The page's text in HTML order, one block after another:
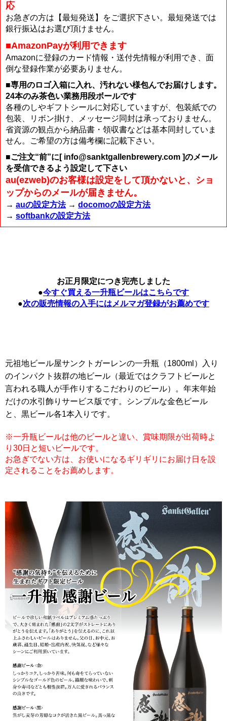
応
お急ぎの方は【最短発送】をご選択下さい。最短発送では
銀行振込はお選び頂けません。
■AmazonPayが利用できます
Amazonに登録のカード情報・送付先情報が利用でき、面
倒な登録作業が必要ありません。
■専用のロゴ入箱に入れ、汚れない様包んでお届けします。
24本のみ茶色い業務用段ボールです
各種のしやギフトシールに対応していますが、包装紙での
包装、リボン掛け、メッセージ同封は承っておりません。
省資源の観点から納品書・領収書などは基本同封していま
せん。ご希望の方は備考欄に記載下さい。
■ご注文“前”に[ info@sanktgallenbrewery.com ]のメール
を受信できるよう設定して下さい
au(ezweb)のお客様は設定をして頂かないと、ショ
ップからのメールが届きません。
→ auの設定方法 → docomoの設定方法
→ softbankの設定方法
お正月限定につき完売しました
●今すぐ買える一升瓶ビールはこちらです
●次の販売情報の入手にはメルマガ登録がお薦めです
元祖地ビール屋サンクトガーレンの一升瓶（1800ml）入り
のインパクト抜群の地ビール（最近ではクラフトビールと
言われる職人が手作りするこだわりのビール）。年末年始
だけの水引飾りサービス版です。シンプルな金色ビール
と、黒ビール各1本入りです。
※一升瓶ビールは他のビールと違い、賞味期限が出荷時よ
り30日と短いビールです。
お急ぎでない方は、お使いになるギリギリにお届け日を設
定されることをお薦めします。